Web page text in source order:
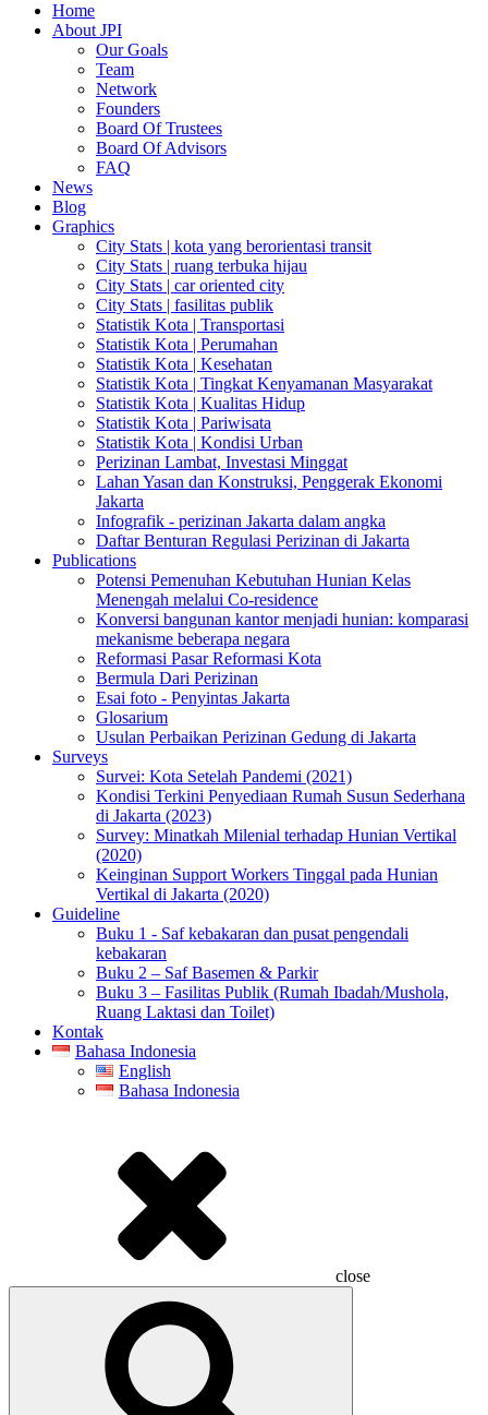
Home
About JPI
Our Goals
Team
Network
Founders
Board Of Trustees
Board Of Advisors
FAQ
News
Blog
Graphics
City Stats | kota yang berorientasi transit
City Stats | ruang terbuka hijau
City Stats | car oriented city
City Stats | fasilitas publik
Statistik Kota | Transportasi
Statistik Kota | Perumahan
Statistik Kota | Kesehatan
Statistik Kota | Tingkat Kenyamanan Masyarakat
Statistik Kota | Kualitas Hidup
Statistik Kota | Pariwisata
Statistik Kota | Kondisi Urban
Perizinan Lambat, Investasi Minggat
Lahan Yasan dan Konstruksi, Penggerak Ekonomi
Jakarta
Infografik - perizinan Jakarta dalam angka
Daftar Benturan Regulasi Perizinan di Jakarta
Publications
Potensi Pemenuhan Kebutuhan Hunian Kelas
Menengah melalui Co-residence
Konversi bangunan kantor menjadi hunian: komparasi
mekanisme beberapa negara
Reformasi Pasar Reformasi Kota
Bermula Dari Perizinan
Esai foto - Penyintas Jakarta
Glosarium
Usulan Perbaikan Perizinan Gedung di Jakarta
Surveys
Survei: Kota Setelah Pandemi (2021)
Kondisi Terkini Penyediaan Rumah Susun Sederhana
di Jakarta (2023)
Survey: Minatkah Milenial terhadap Hunian Vertikal
(2020)
Keinginan Support Workers Tinggal pada Hunian
Vertikal di Jakarta (2020)
Guideline
Buku 1 - Saf kebakaran dan pusat pengendali
kebakaran
Buku 2 – Saf Basemen & Parkir
Buku 3 – Fasilitas Publik (Rumah Ibadah/Mushola,
Ruang Laktasi dan Toilet)
Kontak
Bahasa Indonesia
English
Bahasa Indonesia
close